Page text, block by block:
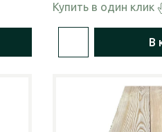
Купить в один клик
В